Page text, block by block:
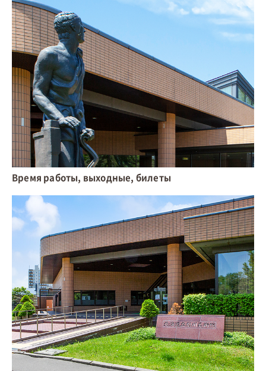
Время работы, выходные, билеты